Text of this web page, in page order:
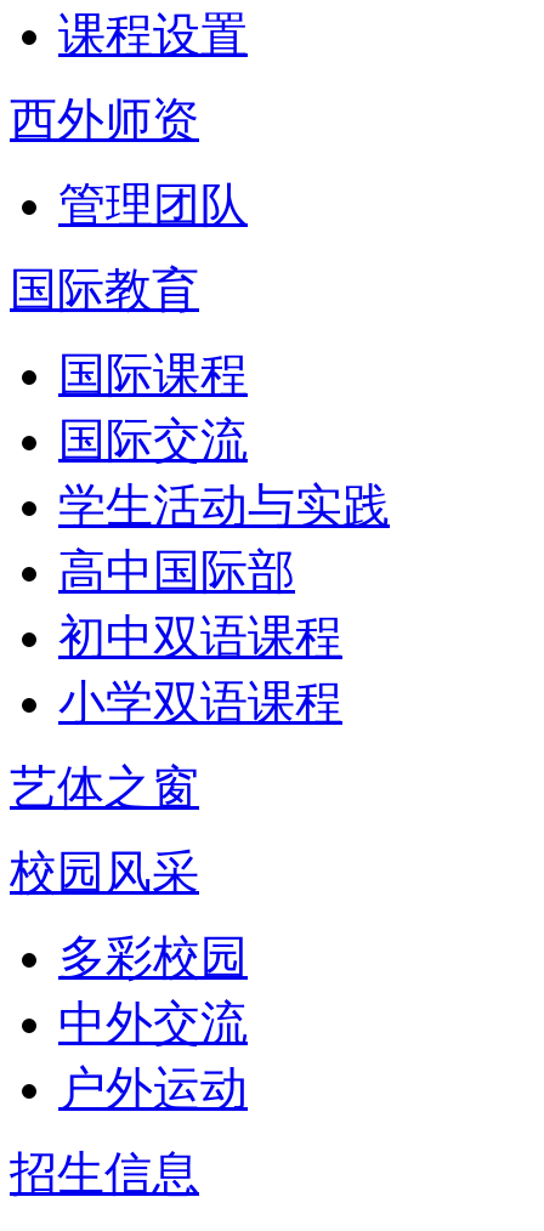
课程设置
西外师资
管理团队
国际教育
国际课程
国际交流
学生活动与实践
高中国际部
初中双语课程
小学双语课程
艺体之窗
校园风采
多彩校园
中外交流
户外运动
招生信息